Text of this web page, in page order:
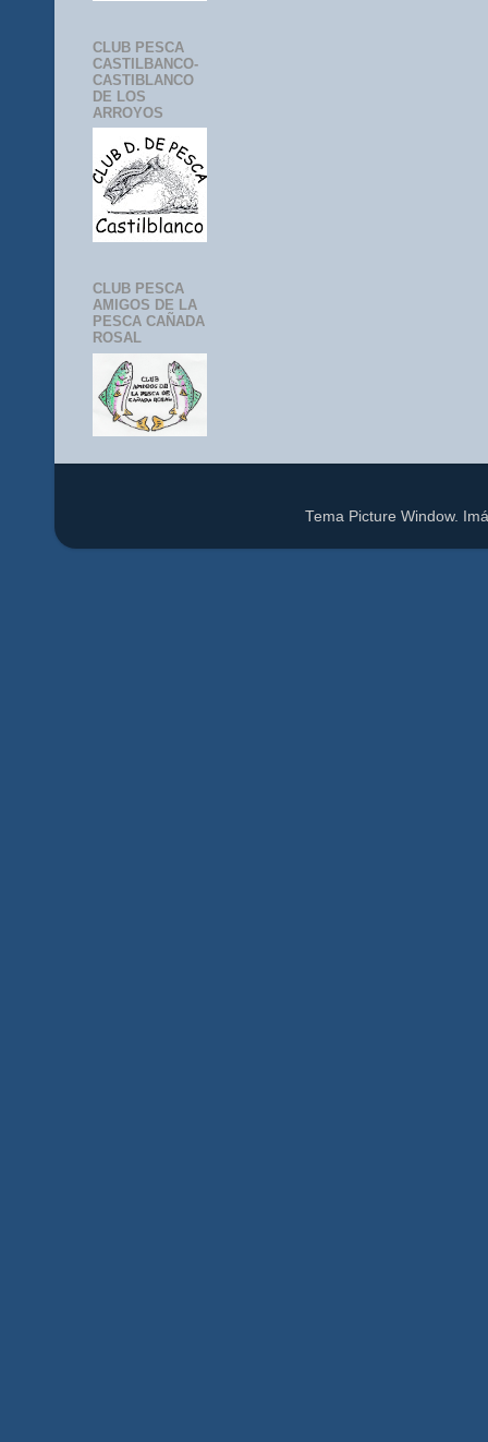
CLUB PESCA
CASTILBANCO-
CASTIBLANCO
DE LOS
ARROYOS
CLUB PESCA
AMIGOS DE LA
PESCA CAÑADA
ROSAL
Tema Picture Window.